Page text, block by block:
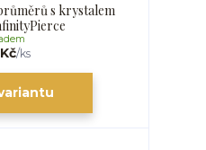
s krystalem
/ks